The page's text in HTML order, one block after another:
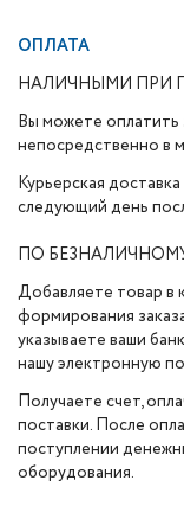
ОПЛАТА
НАЛИЧНЫМИ ПРИ
Вы можете оплатить
непосредственно в
Курьерская
следующий день
ПО
Добавляете товар в
формирования
указываете ваши
нашу электронную
Получаете счет,
поставки. После
поступлении
оборудования.